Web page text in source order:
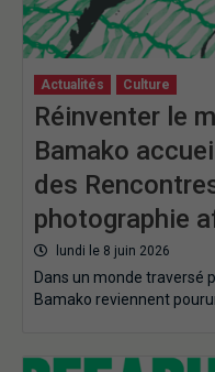
Actualités Culture
Réinventer le
Bamako
des
photographie
lundi le 8 juin 2026
Dans un monde traversé
Bamako reviennent